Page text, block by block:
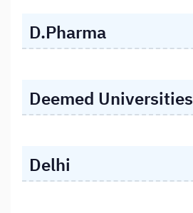
D.Pharma
Deemed Universities
Delhi